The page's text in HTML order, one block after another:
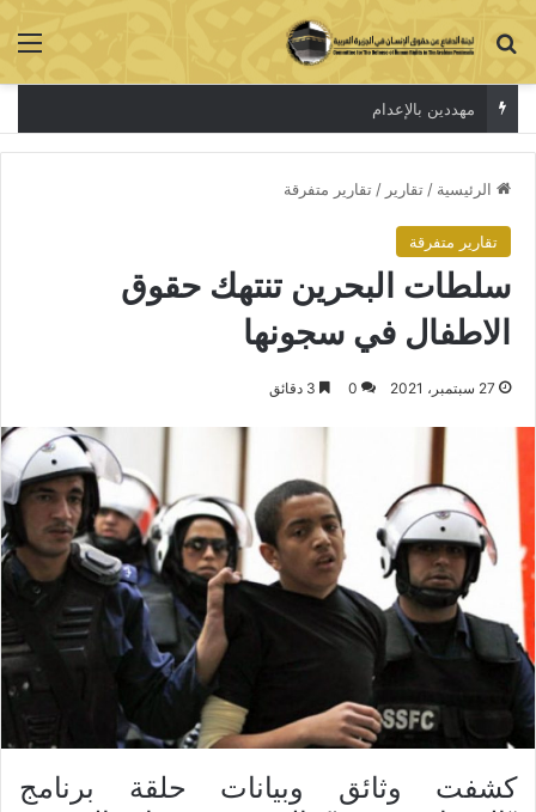
بحث عن
الاعتقال جريمة لا تخفي الحقيقة
الرئيسية / تقارير / تقارير متفرقة
تقارير متفرقة
سلطات البحرين تنتهك حقوق
الاطفال في سجونها
27 سبتمبر، 2021 0
كشفت وثائق وبيانات حلقة برنامج